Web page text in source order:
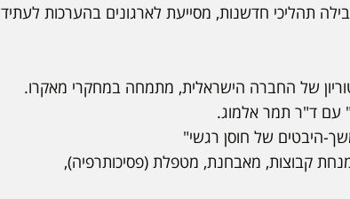
חדשנות, מסייעת לארגונים בהערכות לעתיד
של החברה הישראלית, מתמחה במחקרי מאקרו.
תמר אלמוג.
מאבחנת, מטפלת (פסיכותרפיה),